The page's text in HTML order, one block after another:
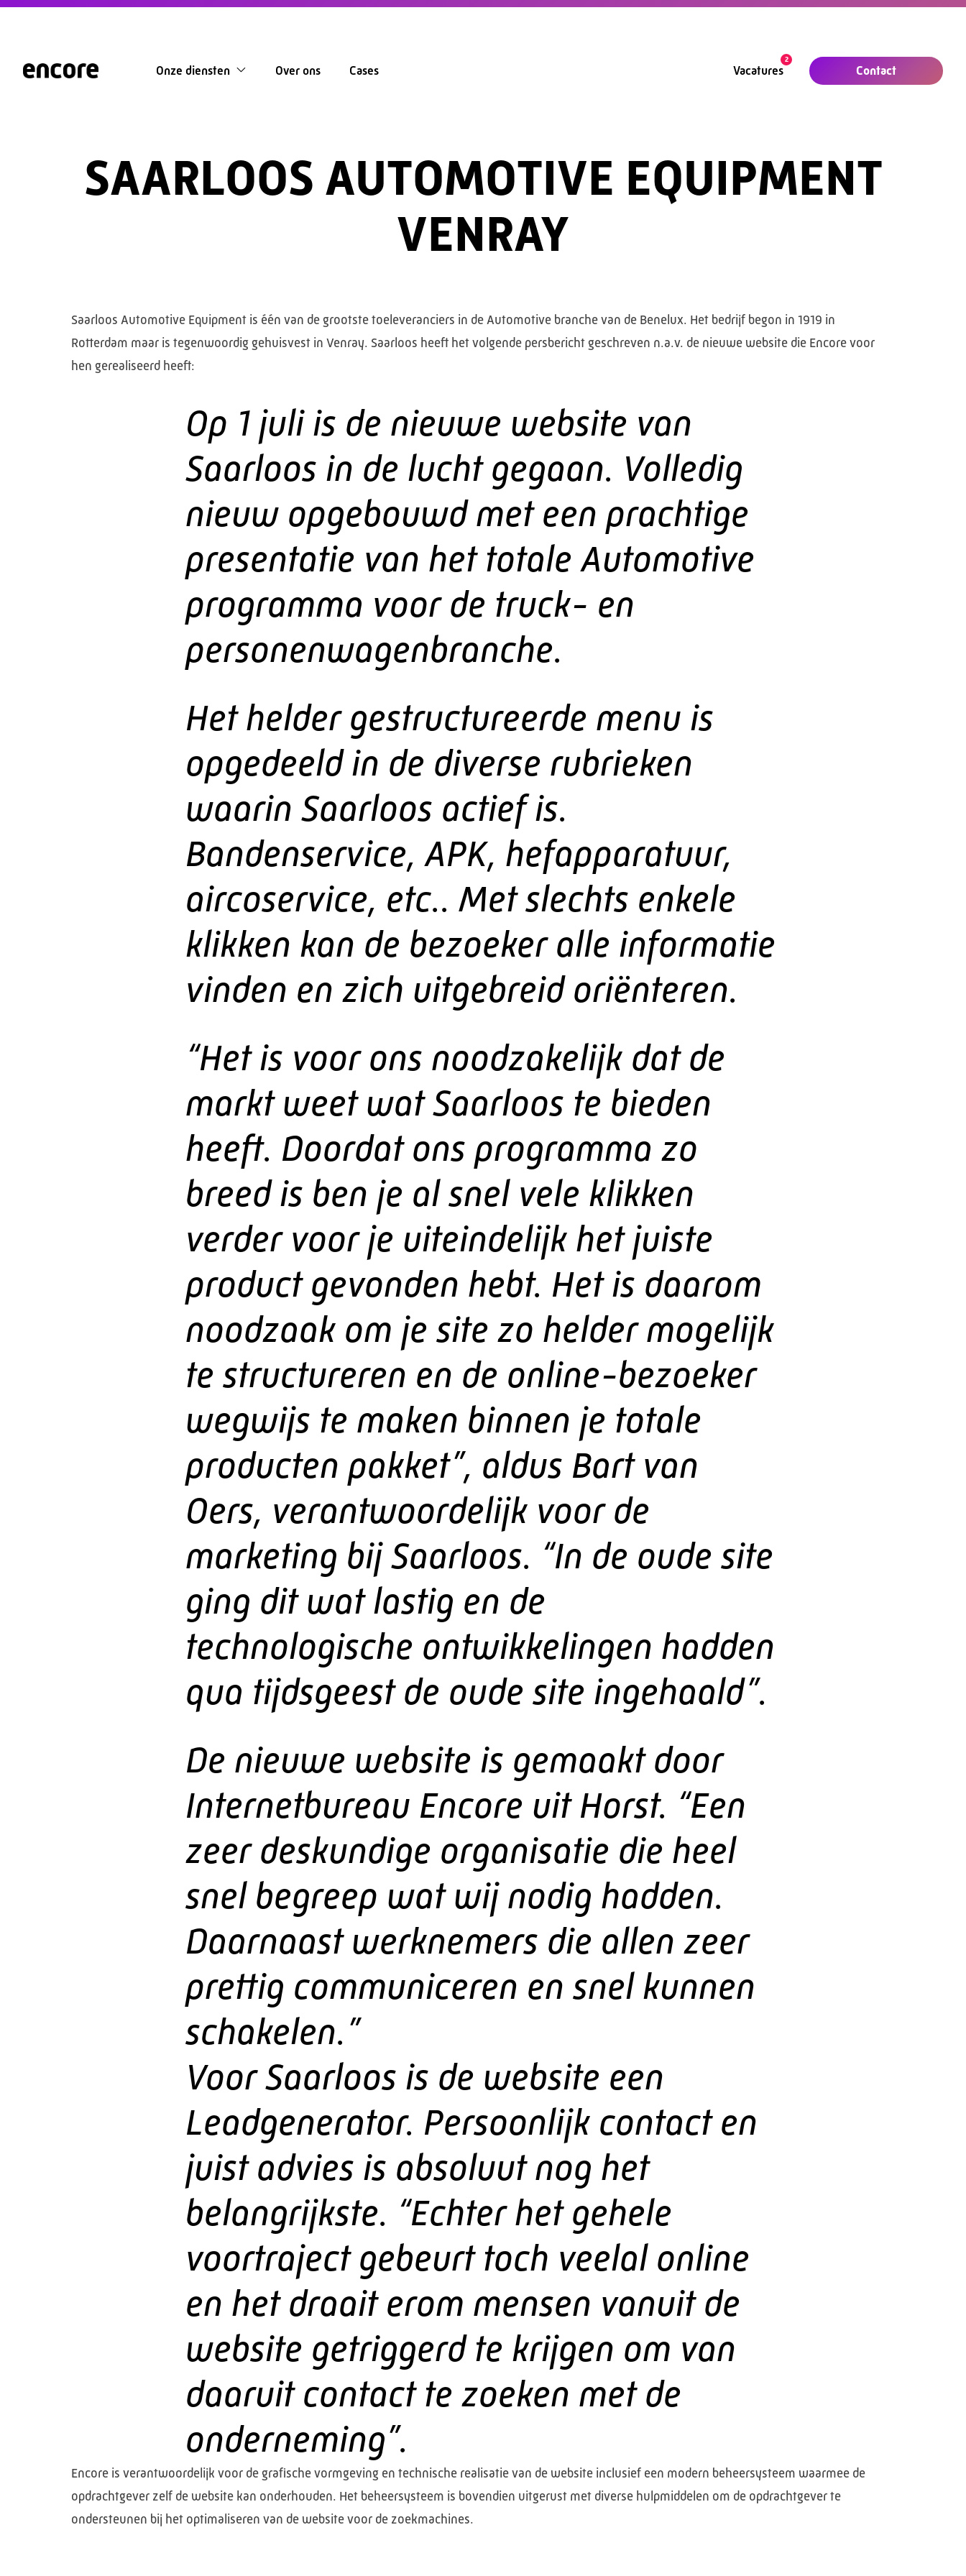
Onze diensten Over ons Cases Vacatures
2
Contact
SAARLOOS AUTOMOTIVE EQUIPMENT
VENRAY
Saarloos Automotive Equipment is één van de grootste toeleveranciers in de Automotive branche van de Benelux. Het bedrijf begon in 1919 in
Rotterdam maar is tegenwoordig gehuisvest in Venray. Saarloos heeft het volgende persbericht geschreven n.a.v. de nieuwe website die Encore voor
hen gerealiseerd heeft:
Op 1 juli is de nieuwe website van
Saarloos in de lucht gegaan. Volledig
nieuw opgebouwd met een prachtige
presentatie van het totale Automotive
programma voor de truck- en
personenwagenbranche.
Het helder gestructureerde menu is
opgedeeld in de diverse rubrieken
waarin Saarloos actief is.
Bandenservice, APK, hefapparatuur,
aircoservice, etc.. Met slechts enkele
klikken kan de bezoeker alle informatie
vinden en zich uitgebreid oriënteren.
“Het is voor ons noodzakelijk dat de
markt weet wat Saarloos te bieden
heeft. Doordat ons programma zo
breed is ben je al snel vele klikken
verder voor je uiteindelijk het juiste
product gevonden hebt. Het is daarom
noodzaak om je site zo helder mogelijk
te structureren en de online-bezoeker
wegwijs te maken binnen je totale
producten pakket”, aldus Bart van
Oers, verantwoordelijk voor de
marketing bij Saarloos. “In de oude site
ging dit wat lastig en de
technologische ontwikkelingen hadden
qua tijdsgeest de oude site ingehaald”.
De nieuwe website is gemaakt door
Internetbureau Encore uit Horst. “Een
zeer deskundige organisatie die heel
snel begreep wat wij nodig hadden.
Daarnaast werknemers die allen zeer
prettig communiceren en snel kunnen
schakelen.”
Voor Saarloos is de website een
Leadgenerator. Persoonlijk contact en
juist advies is absoluut nog het
belangrijkste. “Echter het gehele
voortraject gebeurt toch veelal online
en het draait erom mensen vanuit de
website getriggerd te krijgen om van
daaruit contact te zoeken met de
onderneming”.
Encore is verantwoordelijk voor de grafische vormgeving en technische realisatie van de website inclusief een modern beheersysteem waarmee de
opdrachtgever zelf de website kan onderhouden. Het beheersysteem is bovendien uitgerust met diverse hulpmiddelen om de opdrachtgever te
ondersteunen bij het optimaliseren van de website voor de zoekmachines.